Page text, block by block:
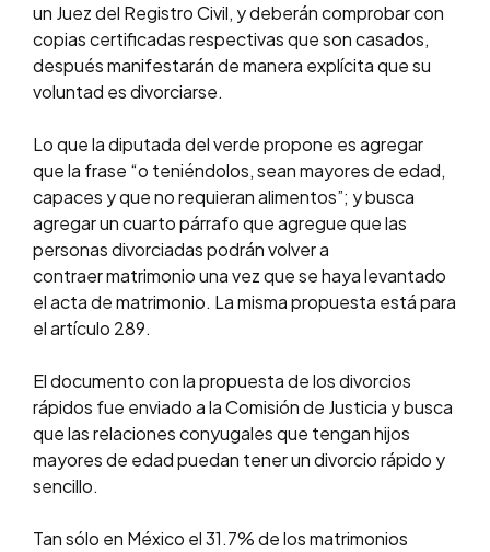
un Juez del Registro Civil, y deberán comprobar con
copias certificadas respectivas que son casados,
después manifestarán de manera explícita que su
voluntad es divorciarse.
Lo que la diputada del verde propone es agregar
que la frase “o teniéndolos, sean mayores de edad,
capaces y que no requieran alimentos”; y busca
agregar un cuarto párrafo que agregue que las
personas divorciadas podrán volver a
contraer matrimonio una vez que se haya levantado
el acta de matrimonio. La misma propuesta está para
el artículo 289.
El documento con la propuesta de los divorcios
rápidos fue enviado a la Comisión de Justicia y busca
que las relaciones conyugales que tengan hijos
mayores de edad puedan tener un divorcio rápido y
sencillo.
Tan sólo en México el 31.7% de los matrimonios